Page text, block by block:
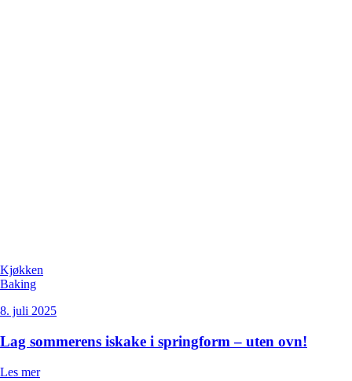
Kjøkken
Baking
8. juli 2025
Lag sommerens iskake i springform – uten ovn!
Les mer